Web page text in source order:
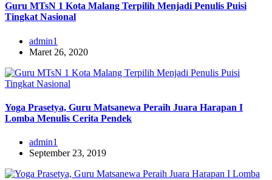
Guru MTsN 1 Kota Malang Terpilih Menjadi Penulis Puisi
Tingkat Nasional
admin1
Maret 26, 2020
Yoga Prasetya, Guru Matsanewa Peraih Juara Harapan I
Lomba Menulis Cerita Pendek
admin1
September 23, 2019